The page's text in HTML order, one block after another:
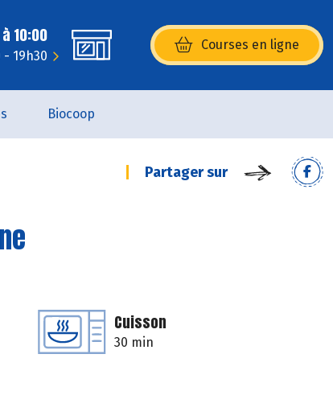
10:00
19h30
Courses en ligne
(s’ouvre dans une nouvelle
Biocoop
Partager sur
Cuisson
30 min